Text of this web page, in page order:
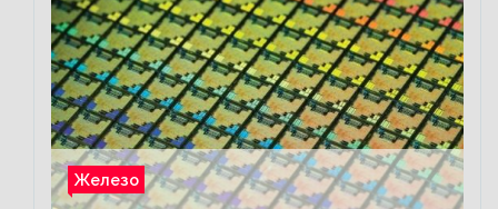
Железо